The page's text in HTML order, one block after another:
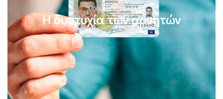
ΜΙΧΆΛΗΣ ΚΥΡΙΑΚΊΔΗΣ
Η δυστυχία των αρνητών